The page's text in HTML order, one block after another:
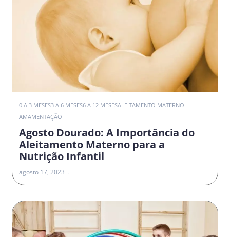
0 A 3 MESES3 A 6 MESES6 A 12 MESESALEITAMENTO MATERNO
AMAMENTAÇÃO
Agosto Dourado: A Importância do
Aleitamento Materno para a
Nutrição Infantil
agosto 17, 2023